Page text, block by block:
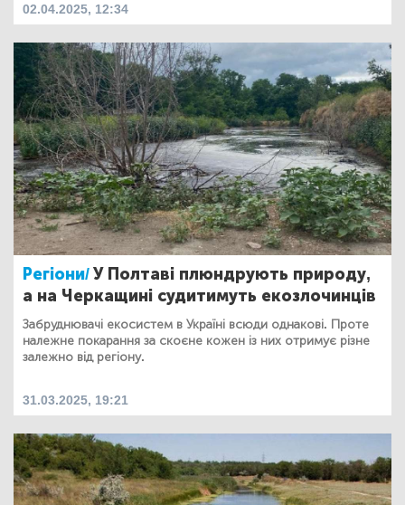
02.04.2025, 12:34
Регіони/У Полтаві плюндрують природу,
а на Черкащині судитимуть екозлочинців
Забруднювачі екосистем в Україні всюди однакові. Проте
належне покарання за скоєне кожен із них отримує різне
залежно від регіону.
31.03.2025, 19:21